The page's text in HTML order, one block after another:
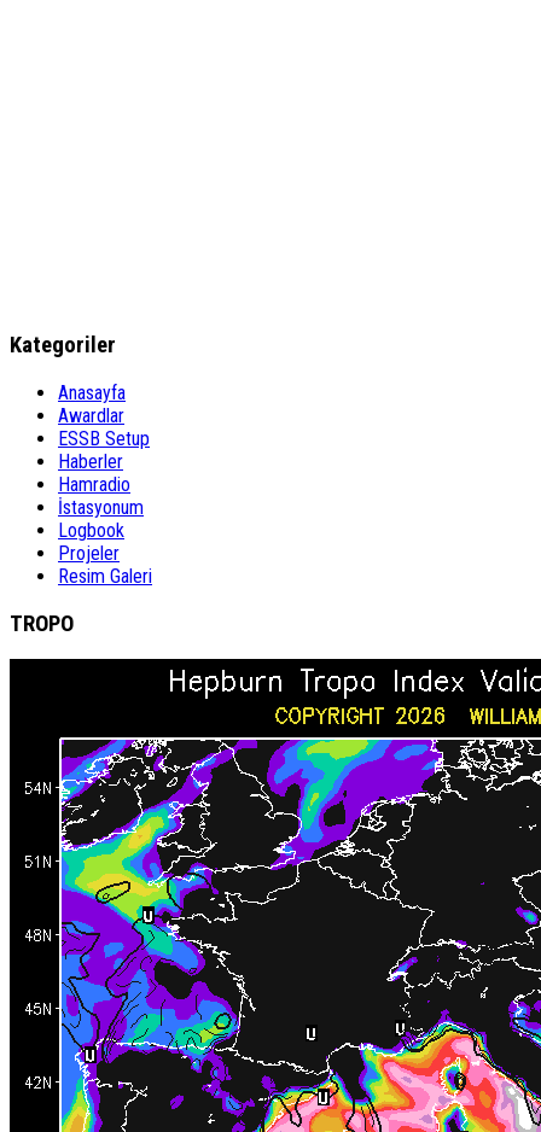
Kategoriler
Anasayfa
Awardlar
ESSB Setup
Haberler
Hamradio
İstasyonum
Logbook
Projeler
Resim Galeri
TROPO